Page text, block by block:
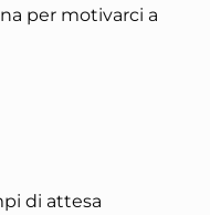
per motivarci a
di attesa